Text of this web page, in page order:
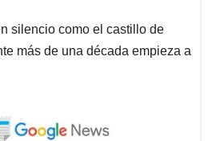
silencio como el castillo de
más de una década empieza a